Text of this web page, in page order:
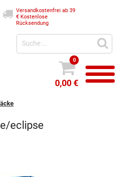
Versandkostenfrei ab 39
€Kostenlose
Rücksendung
0
0,00 €
eclipse